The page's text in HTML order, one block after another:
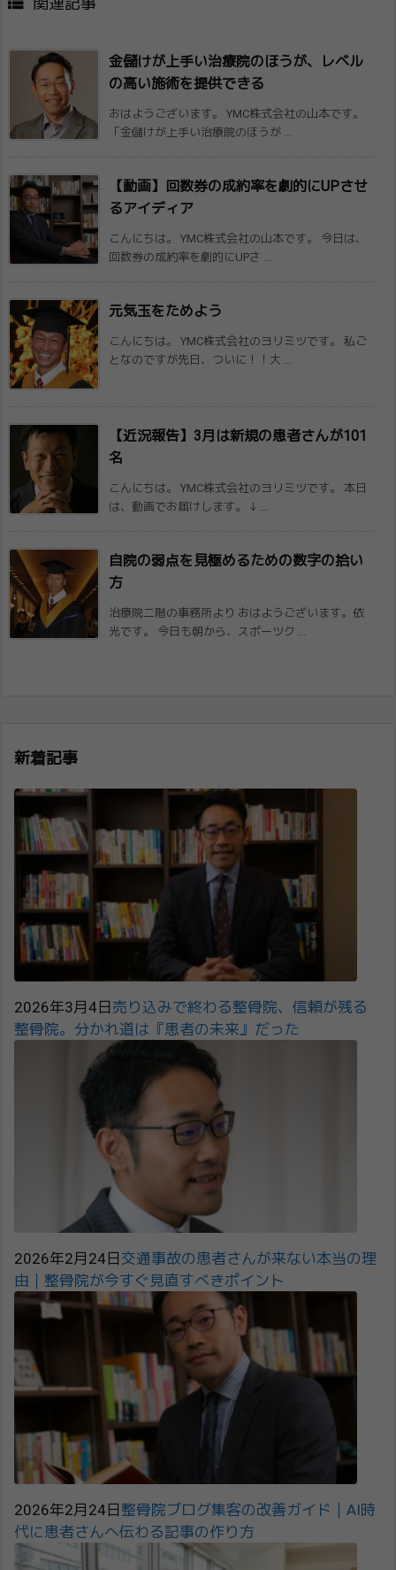
金儲けが上手い治療院のほうが、レベル
の高​い施術を提供できる
おはようございます。 YMC株式会社の山本です。
「金儲けが上手い治療院のほうが ...
【動画】回数券の成約率を劇的にUPさせ
る​アイディア
こんにちは。 YMC株式会社の山本です。 今日は、
回数券の成約率を劇的にUPさ ...
元気玉をためよう
こんにちは。 YMC株式会社のヨリミツです。 私ご
となのですが先日、ついに！！大 ...
【近況報告】3月は新規の患者さんが101​
名
こんにちは。 YMC株式会社のヨリミツです。 本日
は、動画でお届けします。 ↓ ...
自院の弱点を見極めるための数字の拾い
方
治療院二階の事務所より おはようございます。依
光です。 今日も朝から、スポーツク ...
新着記事
2026年3月4日 売り込みで終わる整骨院、信頼が残る
整骨院。分かれ道は『患者の未来』だった
2026年2月24日 交通事故の患者さんが来ない本当の理
由｜整骨院が今すぐ見直すべきポイント
2026年2月24日 整骨院ブログ集客の改善ガイド｜AI時
代に患者さんへ伝わる記事の作り方